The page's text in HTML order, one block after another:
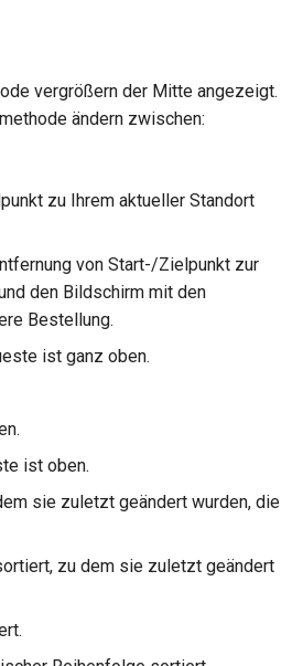
vergrößern der Mitte angezeigt.
ändern zwischen:
zu Ihrem aktueller Standort
von Start-/Zielpunkt zur
den Bildschirm mit den
Bestellung.
ist ganz oben.
ist oben.
sie zuletzt geändert wurden, die
zu dem sie zuletzt geändert